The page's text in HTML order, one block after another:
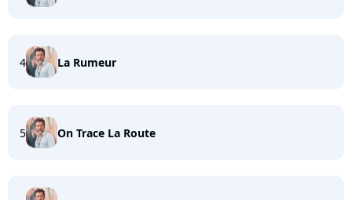
4 La Rumeur
5 On Trace La Route